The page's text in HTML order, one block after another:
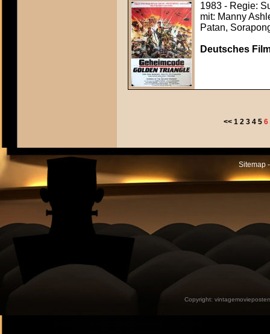
1983 - Regie:
mit: Manny
Patan,
Deutsches
<< 1 2 3 4 5 6
Sitemap
Copyright: